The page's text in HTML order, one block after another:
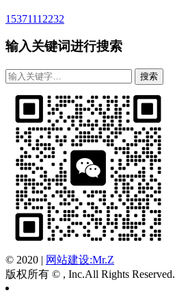
15371112232
输入关键词进行搜索
© 2020 | 网站建设:Mr.Z
版权所有 © , Inc.All Rights Reserved.